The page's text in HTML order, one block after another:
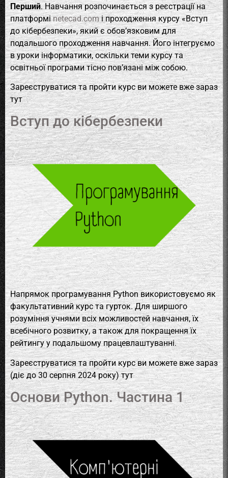
Перший. Навчання розпочинається з реєстрації на
платформіnetecad.comі проходження курсу «Вступ
до кібербезпеки», який є обов’язковим для
подальшого проходження навчання. Його інтегруємо
в уроки інформатики, оскільки теми курсу та
освітньої програми тісно пов’язані між собою.
Зареєструватися та пройти курс ви можете вже зараз
тут
Вступ до кібербезпеки
Напрямок програмування Python використовуємо як
факультативний курс та гурток. Для ширшого
розуміння учнями всіх можливостей навчання, їх
всебічного розвитку, а також для покращення їх
рейтингу у подальшому працевлаштуванні.
Зареєструватися та пройти курс ви можете вже зараз
(діє до 30 серпня 2024 року) тут
Основи Python. Частина 1